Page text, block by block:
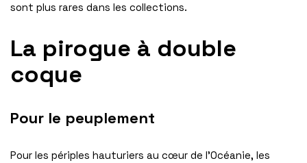
sont plus rares dans les collections.
La pirogue à double
coque
Pour le peuplement
Pour les périples hauturiers au cœur de l’Océanie, les